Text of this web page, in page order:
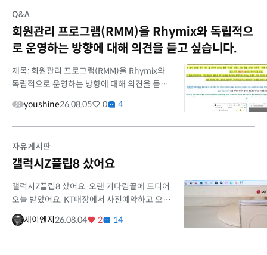
Q&A
회원관리 프로그램(RMM)을 Rhymix와 독립적으
로 운영하는 방향에 대해 의견을 듣고 싶습니다.
제목: 회원관리 프로그램(RMM)을 Rhymix와
독립적으로 운영하는 방향에 대해 의견을 듣고
받고 문제를 분석해 보니, 현재 발생하는 오류는
youshine26.08.05 0 4
자유게시판
갤럭시Z플립8 샀어요
갤럭시Z플립8 샀어요. 오랜 기다림끝에 드디어
오늘 받았어요. KT매장에서 사전예약하고 오늘
개통했어요. 제가 그토록 바라던 화이트색상은
안나오고 크림색이 나왔어요. 크림색이 누르끼
제이엔지26.08.04 2 14